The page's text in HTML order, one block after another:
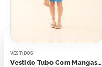
VESTIDOS
Vestido Tubo Com Mangas Canelado Azul Blue Beach